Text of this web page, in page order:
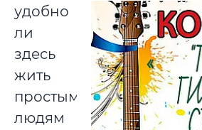
удобно
ли
здесь
жить
простым
людям